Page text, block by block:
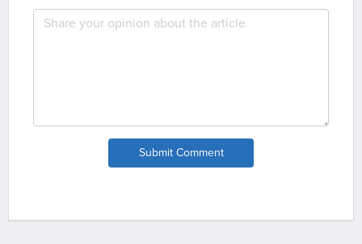
Submit Comment